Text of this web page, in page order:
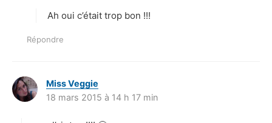
Ah oui c’était trop bon !!!
Répondre
Miss Veggie
i
18 mars 2015 à 14 h 17 min